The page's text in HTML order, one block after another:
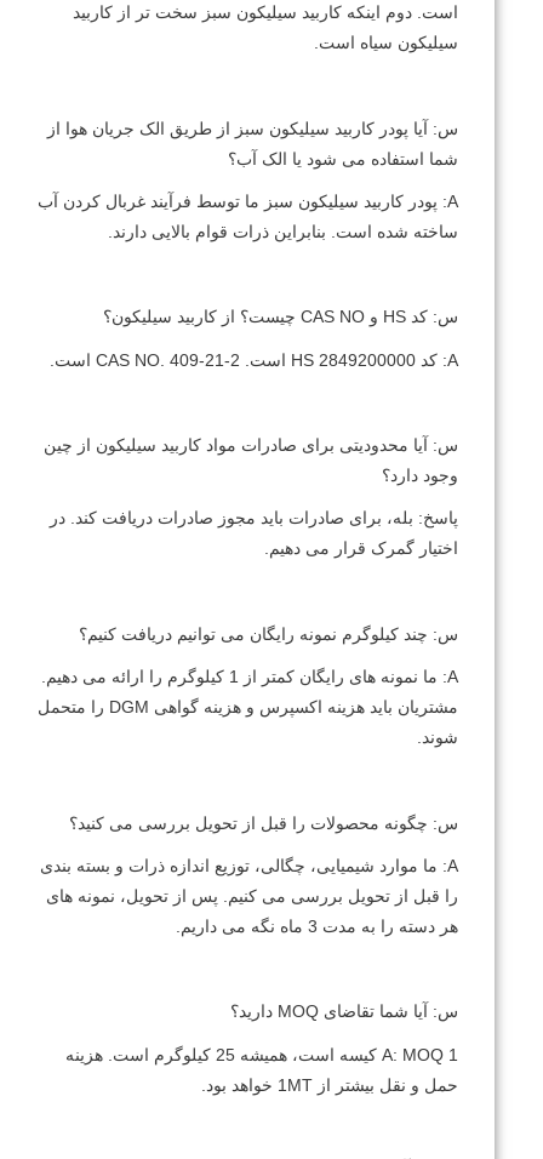
است. دوم اینکه کاربید سیلیکون سبز سخت تر از کاربید
سیلیکون سیاه است.
س: آیا پودر کاربید سیلیکون سبز از طریق الک جریان هوا از
شما استفاده می شود یا الک آب؟
A: پودر کاربید سیلیکون سبز ما توسط فرآیند غربال کردن آب
ساخته شده است. بنابراین ذرات قوام بالایی دارند.
س: کد HS و CAS NO چیست؟ از کاربید سیلیکون؟
A: کد HS 2849200000 است. CAS NO. 409-21-2 است.
س: آیا محدودیتی برای صادرات مواد کاربید سیلیکون از چین
وجود دارد؟
پاسخ: بله، برای صادرات باید مجوز صادرات دریافت کند. در
اختیار گمرک قرار می دهیم.
س: چند کیلوگرم نمونه رایگان می توانیم دریافت کنیم؟
A: ما نمونه های رایگان کمتر از 1 کیلوگرم را ارائه می دهیم.
مشتریان باید هزینه اکسپرس و هزینه گواهی DGM را متحمل
شوند.
س: چگونه محصولات را قبل از تحویل بررسی می کنید؟
A: ما موارد شیمیایی، چگالی، توزیع اندازه ذرات و بسته بندی
را قبل از تحویل بررسی می کنیم. پس از تحویل، نمونه های
هر دسته را به مدت 3 ماه نگه می داریم.
س: آیا شما تقاضای MOQ دارید؟
A: MOQ 1 کیسه است، همیشه 25 کیلوگرم است.
هزینه
حمل و نقل بیشتر از 1MT خواهد بود.